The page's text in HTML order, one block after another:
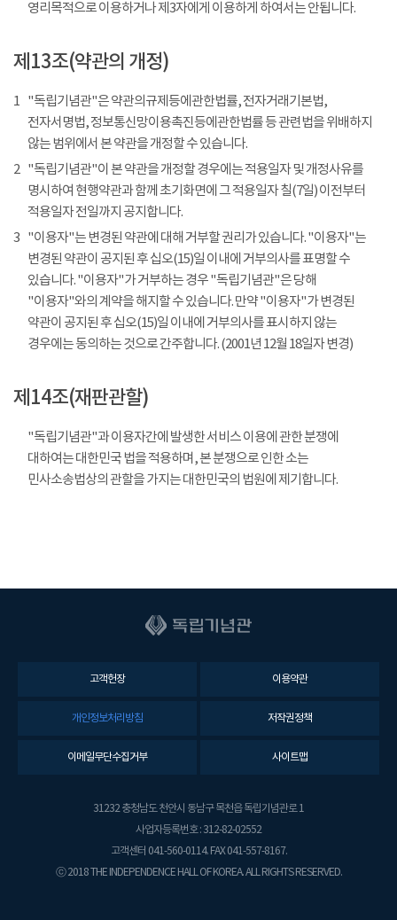
영리목적으로 이용하거나 제3자에게 이용하게 하여서는 안됩니다.
제13조(약관의 개정)
1 "독립기념관"은 약관의규제등에관한법률, 전자거래기본법,
전자서명법, 정보통신망이용촉진등에관한법률 등 관련법을 위배하지
않는 범위에서 본 약관을 개정할 수 있습니다.
2 "독립기념관"이 본 약관을 개정할 경우에는 적용일자 및 개정사유를
명시하여 현행약관과 함께 초기화면에 그 적용일자 칠(7일) 이전부터
적용일자 전일까지 공지합니다.
3 "이용자"는 변경된 약관에 대해 거부할 권리가 있습니다. "이용자"는
변경된 약관이 공지된 후 십오(15)일 이내에 거부의사를 표명할 수
있습니다. "이용자"가 거부하는 경우 "독립기념관"은 당해
"이용자"와의 계약을 해지할 수 있습니다. 만약 "이용자"가 변경된
약관이 공지된 후 십오(15)일 이내에 거부의사를 표시하지 않는
경우에는 동의하는 것으로 간주합니다. (2001년 12월 18일자 변경)
제14조(재판관할)
"독립기념관"과 이용자간에 발생한 서비스 이용에 관한 분쟁에
대하여는 대한민국 법을 적용하며, 본 분쟁으로 인한 소는
민사소송법상의 관할을 가지는 대한민국의 법원에 제기합니다.
고객헌장 이용약관
개인정보처리방침 저작권정책
이메일무단수집거부 사이트맵
31232 충청남도 천안시 동남구 목천읍 독립기념관로 1
사업자등록번호 : 312-82-02552
고객센터 041-560-0114. FAX 041-557-8167.
ⓒ 2018 THE INDEPENDENCE HALL OF KOREA. ALL RIGHTS RESERVED.